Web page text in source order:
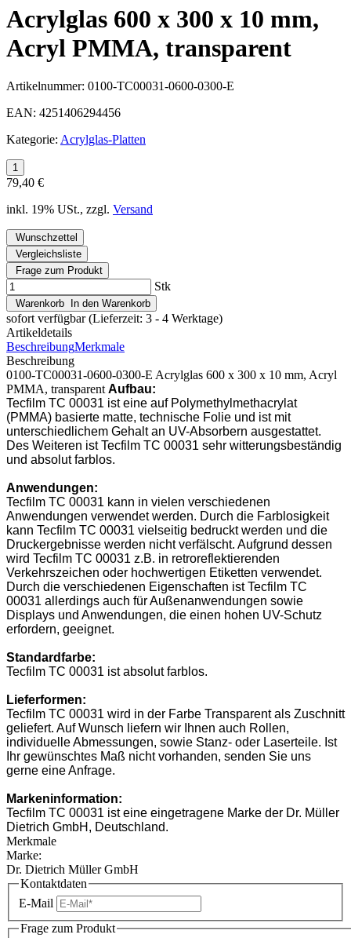
Acrylglas 600 x 300 x 10 mm,
Acryl PMMA, transparent
Artikelnummer: 0100-TC00031-0600-0300-E
EAN: 4251406294456
Kategorie: Acrylglas-Platten
79,40 €
inkl. 19% USt., zzgl. Versand
Wunschzettel
Vergleichsliste
Frage zum Produkt
Stk
Warenkorb In den Warenkorb
sofort verfügbar (Lieferzeit: 3 - 4 Werktage)
Artikeldetails
BeschreibungMerkmale
Beschreibung
0100-TC00031-0600-0300-E Acrylglas 600 x 300 x 10 mm, Acryl
PMMA, transparentAufbau:
Tecfilm TC 00031 ist eine auf Polymethylmethacrylat
(PMMA) basierte matte, technische Folie und ist mit
unterschiedlichem Gehalt an UV-Absorbern ausgestattet.
Des Weiteren ist Tecfilm TC 00031 sehr witterungsbeständig
und absolut farblos.
Anwendungen:
Tecfilm TC 00031 kann in vielen verschiedenen
Anwendungen verwendet werden. Durch die Farblosigkeit
kann Tecfilm TC 00031 vielseitig bedruckt werden und die
Druckergebnisse werden nicht verfälscht. Aufgrund dessen
wird Tecfilm TC 00031 z.B. in retroreflektierenden
Verkehrszeichen oder hochwertigen Etiketten verwendet.
Durch die verschiedenen Eigenschaften ist Tecfilm TC
00031 allerdings auch für Außenanwendungen sowie
Displays und Anwendungen, die einen hohen UV-Schutz
erfordern, geeignet.
Standardfarbe:
Tecfilm TC 00031 ist absolut farblos.
Lieferformen:
Tecfilm TC 00031 wird in der Farbe Transparent als Zuschnitt
geliefert. Auf Wunsch liefern wir Ihnen auch Rollen,
individuelle Abmessungen, sowie Stanz- oder Laserteile. Ist
Ihr gewünschtes Maß nicht vorhanden, senden Sie uns
gerne eine Anfrage.
Markeninformation:
Tecfilm TC 00031 ist eine eingetragene Marke der Dr. Müller
Dietrich GmbH, Deutschland.
Merkmale
Marke:
Dr. Dietrich Müller GmbH
Kontaktdaten
E-Mail
Frage zum Produkt